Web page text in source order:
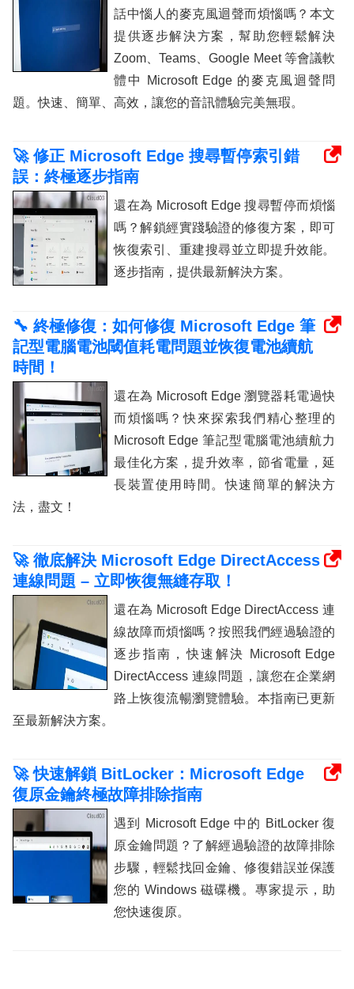
話中惱人的麥克風迴聲而煩惱嗎？本文
提供逐步解決方案，幫助您輕鬆解決
Zoom、Teams、Google Meet 等會議軟
體中 Microsoft Edge 的麥克風迴聲問
題。快速、簡單、高效，讓您的音訊體驗完美無瑕。
🚀 修正 Microsoft Edge 搜尋暫停索引錯
誤：終極逐步指南
還在為 Microsoft Edge 搜尋暫停而煩惱
嗎？解鎖經實踐驗證的修復方案，即可
恢復索引、重建搜尋並立即提升效能。
逐步指南，提供最新解決方案。
🔧 終極修復：如何修復 Microsoft Edge 筆
記型電腦電池閾值耗電問題並恢復電池續航
時間！
還在為 Microsoft Edge 瀏覽器耗電過快
而煩惱嗎？快來探索我們精心整理的
Microsoft Edge 筆記型電腦電池續航力
最佳化方案，提升效率，節省電量，延
長裝置使用時間。快速簡單的解決方
法，盡文！
🚀 徹底解決 Microsoft Edge DirectAccess
連線問題 – 立即恢復無縫存取！
還在為 Microsoft Edge DirectAccess 連
線故障而煩惱嗎？按照我們經過驗證的
逐步指南，快速解決 Microsoft Edge
DirectAccess 連線問題，讓您在企業網
路上恢復流暢瀏覽體驗。本指南已更新
至最新解決方案。
🚀 快速解鎖 BitLocker：Microsoft Edge
復原金鑰終極故障排除指南
遇到 Microsoft Edge 中的 BitLocker 復
原金鑰問題？了解經過驗證的故障排除
步驟，輕鬆找回金鑰、修復錯誤並保護
您的 Windows 磁碟機。專家提示，助
您快速復原。